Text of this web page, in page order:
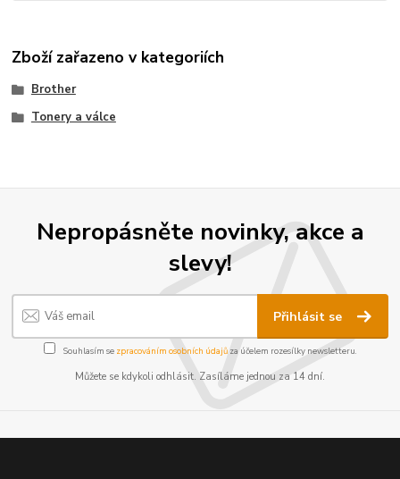
Zboží zařazeno v kategoriích
Brother
Tonery a válce
Nepropásněte novinky, akce a
slevy!
Přihlásit se
Souhlasím se zpracováním osobních údajůza účelem rozesílky newsletteru.
Můžete se kdykoli odhlásit. Zasíláme jednou za 14 dní.